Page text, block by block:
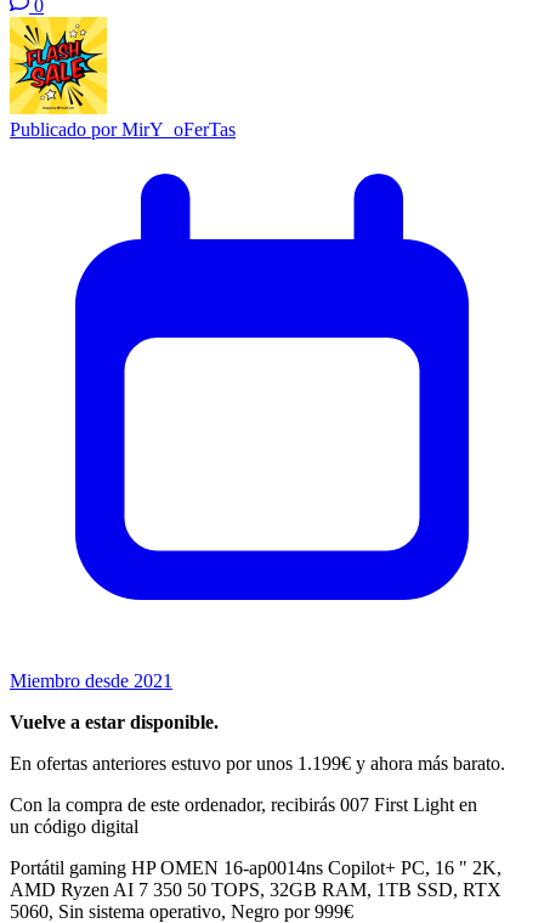
0
Publicado porMirY_oFerTas
Miembro desde 2021
Vuelve a estar disponible.
En ofertas anteriores estuvo por unos 1.199€ y ahora más barato.
Con la compra de este ordenador, recibirás 007 First Light en
un código digital
Portátil gaming HP OMEN 16-ap0014ns Copilot+ PC, 16 " 2K,
AMD Ryzen AI 7 350 50 TOPS, 32GB RAM, 1TB SSD, RTX
5060, Sin sistema operativo, Negro por 999€